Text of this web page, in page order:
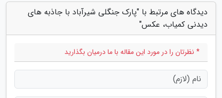
دیدگاه های مرتبط با "پارک جنگلی شیرآباد با جاذبه های
دیدنی کمیاب، عکس"
* نظرتان را در مورد این مقاله با ما درمیان بگذارید